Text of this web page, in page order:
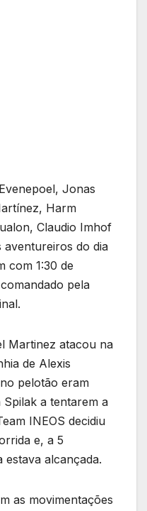
Jonas
Harm
Claudio Imhof
aventureiros do dia
com 1:30 de
pela
Martinez atacou na
de Alexis
pelotão eram
a tentarem a
INEOS decidiu
e, a 5
alcançada.
as movimentações